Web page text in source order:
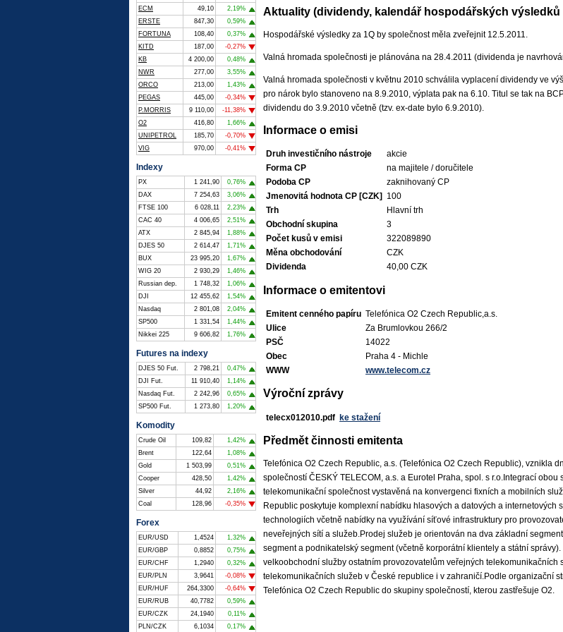
Aktuality (dividendy, kalendář hospodářských výsledků
Hospodářské výsledky za 1Q by společnost měla zveřejnit 12.5.2011.
Valná hromada společnosti je plánována na 28.4.2011 (dividenda je
Valná hromada společnosti v květnu 2010 schválila vyplacení dividendy ve
pro nárok bylo stanoveno na 8.9.2010, výplata pak na 6.10. Titul se tak na
dividendu do 3.9.2010 včetně (tzv. ex-date bylo 6.9.2010).
Informace o emisi
Druh investičního nástroje
akcie
Forma CP
na majitele / doručitele
Podoba CP
zaknihovaný CP
Jmenovitá hodnota CP [CZK]
100
Trh
Hlavní trh
Obchodní skupina
3
Počet kusů v emisi
322089890
Měna obchodování
CZK
Dividenda
40,00 CZK
Informace o emitentovi
Emitent cenného papíru Telefónica O2 Czech Republic,a.s.
Ulice
Za Brumlovkou 266/2
PSČ
14022
Obec
Praha 4 - Michle
WWW
www.telecom.cz
Výroční zprávy
telecx012010.pdf ke stažení
Předmět činnosti emitenta
Telefónica O2 Czech Republic, a.s. (Telefónica O2 Czech Republic), vznikla
společností ČESKÝ TELECOM, a.s. a Eurotel Praha, spol. s r.o.Integrací obou
telekomunikační společnost vystavěná na konvergenci fixních a mobilních
Republic poskytuje komplexní nabídku hlasových a datových a internetových
technologiích včetně nabídky na využívání síťové infrastruktury pro
neveřejných sítí a služeb.Prodej služeb je orientován na dva základní
segment a podnikatelský segment (včetně korporátní klientely a státní
velkoobchodní služby ostatním provozovatelům veřejných telekomunikačních
telekomunikačních služeb v České republice i v zahraničí.Podle organizační
Telefónica O2 Czech Republic do skupiny společností, kterou zastřešuje O2.
ECM
49,10
2,19%
ERSTE
847,30
0,59%
FORTUNA
108,40
0,37%
KITD
187,00
-0,27%
KB
4 200,00
0,48%
NWR
277,00
3,55%
ORCO
213,00
1,43%
PEGAS
445,00
-0,34%
P.MORRIS
9 110,00
-11,38%
O2
416,80
1,66%
UNIPETROL
185,70
-0,70%
VIG
970,00 -0,41%
Indexy
PX 1 241,90
0,76%
DAX
7 254,63
3,06%
FTSE 100
6 028,11
2,23%
CAC 40
4 006,65
2,51%
ATX
2 845,94
1,88%
DJES 50
2 614,47
1,71%
BUX
23 995,20
1,67%
WIG 20
2 930,29
1,46%
Russian dep.
1 748,32
1,06%
DJI
12 455,62
1,54%
Nasdaq
2 801,08
2,04%
SP500
1 331,54
1,44%
Nikkei 225
9 606,82 1,76%
Futures na indexy
DJES 50 Fut. 2 798,21
0,47%
DJI Fut.
11 910,40
1,14%
Nasdaq Fut.
2 242,96
0,65%
SP500 Fut.
1 273,80 1,20%
Komodity
Crude Oil 109,82
1,42%
Brent
122,64
1,08%
Gold
1 503,99
0,51%
Cooper
428,50
1,42%
Silver
44,92
2,16%
Coal
128,96 -0,35%
Forex
EUR/USD 1,4524
1,32%
EUR/GBP
0,8852
0,75%
EUR/CHF
1,2940
0,32%
EUR/PLN
3,9641
-0,08%
EUR/HUF
264,3300
-0,64%
EUR/RUB
40,7782
0,59%
EUR/CZK
24,1940
0,11%
PLN/CZK
6,1034 0,17%